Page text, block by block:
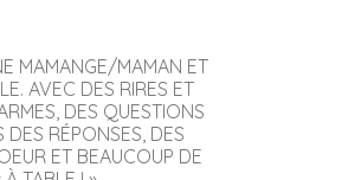
MAMANGE/MAMAN ET
AVEC DES RIRES ET
DES QUESTIONS
DES RÉPONSES, DES
ET BEAUCOUP DE